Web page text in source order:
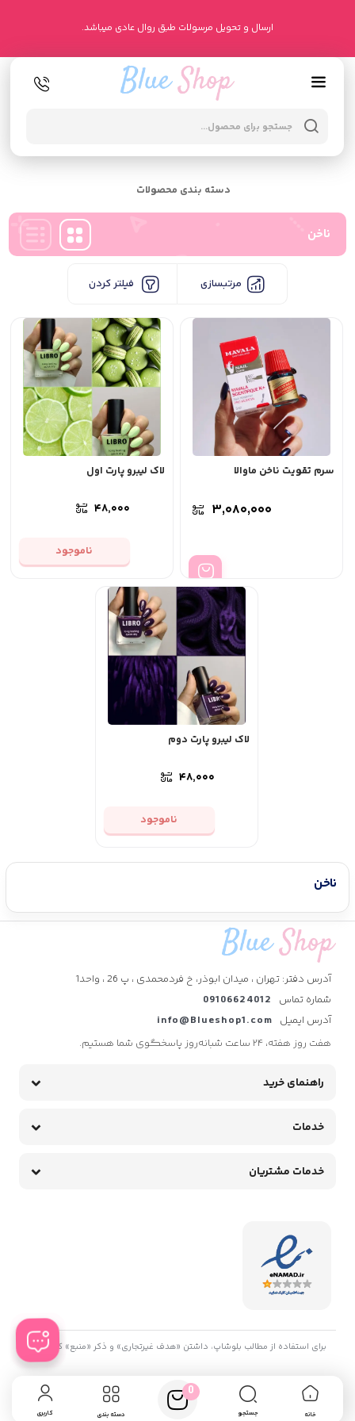
ارسال و تحویل مرسولات طبق روال عادی میباشد.
دسته بندی محصولات
ناخن
مرتبسازی فیلتر کردن
سرم تقویت ناخن ماوالا
۳,۰۸۰,۰۰۰
لاک لیبرو پارت اول
۴۸,۰۰۰
ناموجود
لاک لیبرو پارت دوم
۴۸,۰۰۰
ناموجود
ناخن
خانه جستجو
0
دسته بندی کاربری
آدرس دفتر: تهران ، میدان ابوذر، خ فردمحمدی ، پ 26 ، واحد1
شماره تماس 09106624012
آدرس ایمیل info@Blueshop1.com
هفت روز هفته، ۲۴ ساعت شبانه‌روز پاسخگوی شما هستیم.
راهنمای خرید
خدمات
خدمات مشتریان
برای استفاده از مطالب بلوشاپ، داشتن «هدف غیرتجاری» و ذکر «منبع» کافیست.